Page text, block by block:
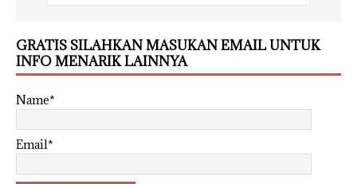
GRATIS SILAHKAN MASUKAN EMAIL UNTUK
INFO MENARIK LAINNYA
Name*
Email*